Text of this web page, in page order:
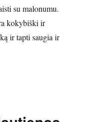
su malonumu.
kokybiški ir
ir tapti saugia ir